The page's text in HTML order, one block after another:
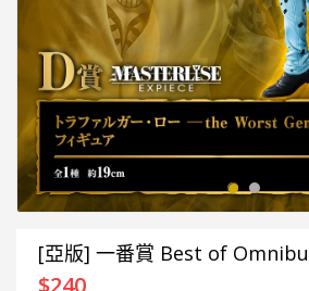
[亞版] 一番賞 Best of
$240